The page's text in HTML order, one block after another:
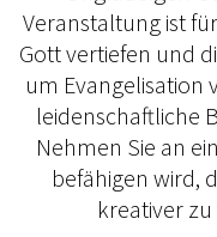
Veranstaltung ist
Gott vertiefen und
um Evangelisation
leidenschaftliche
Nehmen Sie an
befähigen wird,
kreativer